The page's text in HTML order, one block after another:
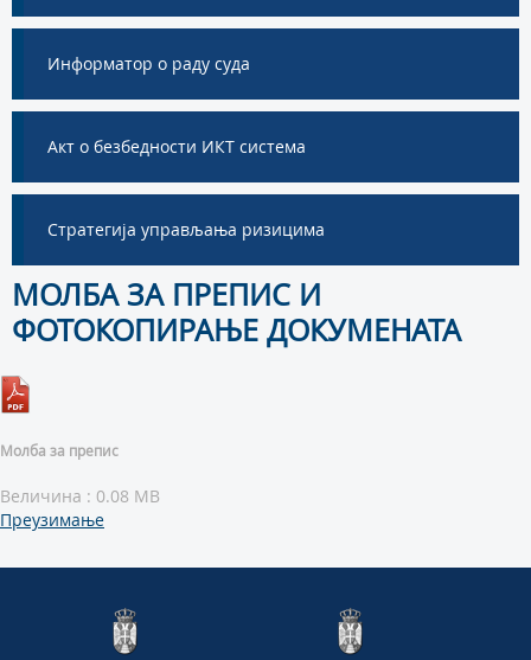
Информатор о раду суда
Акт о безбедности ИКТ система
Стратегија управљања ризицима
МОЛБА ЗА ПРЕПИС И
ФОТОКОПИРАЊЕ ДОКУМЕНАТА
Молба за препис
Величина : 0.08 MB
Преузимање